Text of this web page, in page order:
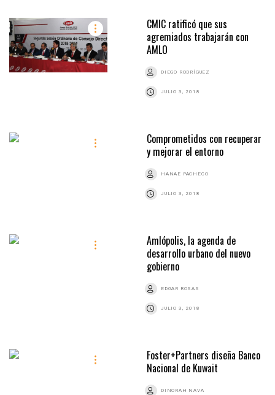
CMIC ratificó que sus
agremiados trabajarán con
AMLO
DIEGO RODRÍGUEZ
JULIO 3, 2018
Comprometidos con recuperar
y mejorar el entorno
HANAE PACHECO
JULIO 3, 2018
Amlópolis, la agenda de
desarrollo urbano del nuevo
gobierno
EDGAR ROSAS
JULIO 3, 2018
Foster+Partners diseña Banco
Nacional de Kuwait
DINORAH NAVA